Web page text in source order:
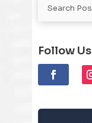
Follow Us